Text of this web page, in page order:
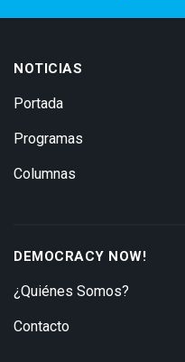
NOTICIAS
Portada
Programas
Columnas
DEMOCRACY NOW!
¿Quiénes Somos?
Contacto